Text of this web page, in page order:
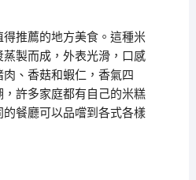
推薦的地方美食。這種米
製而成，外表光滑，口感
、香菇和蝦仁，香氣四
許多家庭都有自己的米糕
餐廳可以品嚐到各式各樣